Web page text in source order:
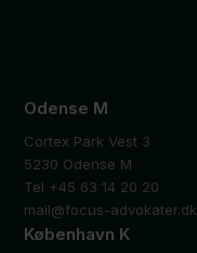
Odense M
Cortex Park Vest 3
5230 Odense M
Tel +45 63 14 20 20
mail@focus-advokater.dk
København K